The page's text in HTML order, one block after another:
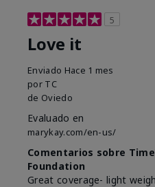
5
Love it
Enviado Hace 1 mes
por TC
de Oviedo
Evaluado en
marykay.com/en-us/
Comentarios sobre
Foundation
Great coverage- light